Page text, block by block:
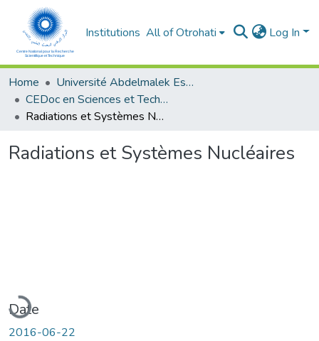
Institutions All of Otrohati Log In
Home
Université Abdelmalek Essaâdi - Tétouan
CEDoc en Sciences et Techniques et Sciences Médicales (CED - STSM)
Radiations et Systèmes Nucléaires
Radiations et Systèmes Nucléaires
Date
2016-06-22